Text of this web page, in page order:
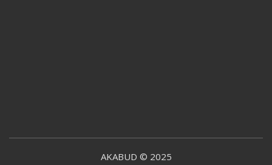
AKABUD © 2025